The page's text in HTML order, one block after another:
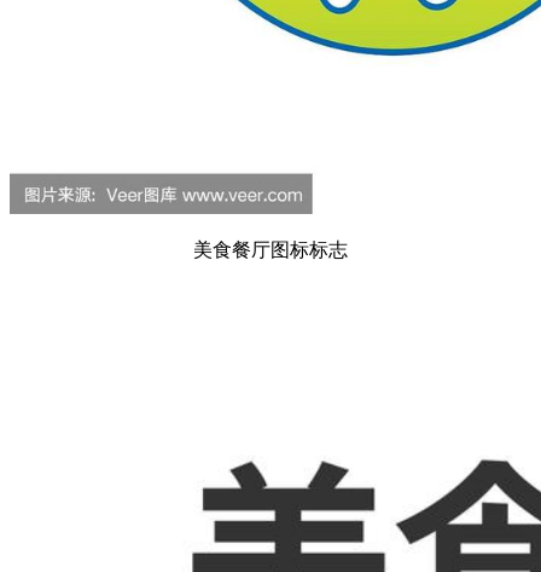
美食餐厅图标标志